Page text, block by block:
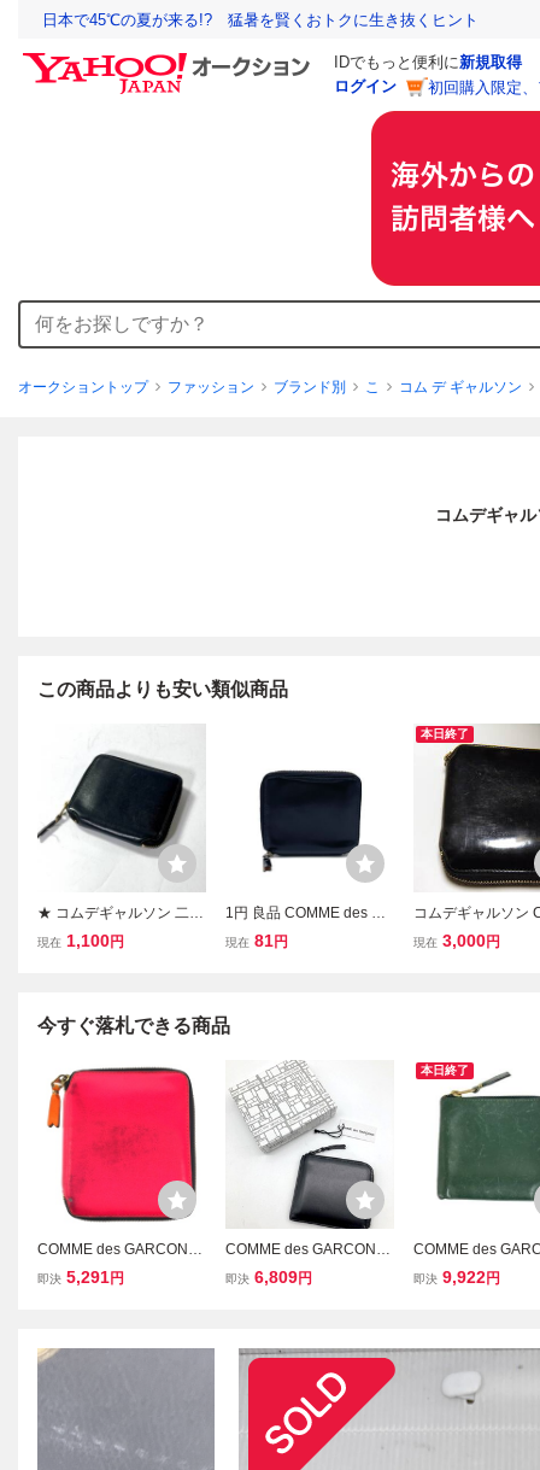
日本で45℃の夏が来る!? 猛暑を賢くおトクに生き抜くヒント
IDでもっと便利に新規取得
ログイン
初回購入限定
オークショントップ ファッション ブランド別 こ コム デ ギャルソン
コムデギャ
この商品よりも安い類似商品
★ コムデギャルソン 二つ
折り財布 ブラック ラウン
ONS 現状品
現在 1,100円
1円 良品 COMME des GA
RCONS コムデギャルソ
現在 81円
本日終了
コムデギャルソン
E des GARCONS
現在 3,000円
今すぐ落札できる商品
COMME des GARCONS
コムデギャルソン スーパ
HQ8CECS
即決 5,291円
COMME des GARCONS
コムデギャルソン SA310
即決 6,809円
本日終了
COMME des
コムデギャルソン
即決 9,922円